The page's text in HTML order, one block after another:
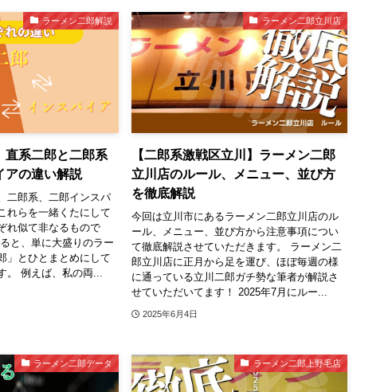
ラーメン二郎解説
直系二郎と二郎系
アの違い解説
二郎系、二郎インスパ
れらを一緒くたにして
れ似て非なるもので
と、単に大盛りのラー
」とひとまとめにして
。 例えば、私の両...
ラーメン二郎立川店
【二郎系激戦区立川】ラーメン二郎
立川店のルール、メニュー、並び方
を徹底解説
今回は立川市にあるラーメン二郎立川店のル
ール、メニュー、並び方から注意事項につい
て徹底解説させていただきます。 ラーメン二
郎立川店に正月から足を運び、ほぼ毎週の様
に通っている立川二郎ガチ勢な筆者が解説さ
せていただいてます！ 2025年7月にルー...
2025年6月4日
ラーメン二郎データ ラーメン二郎上野毛店